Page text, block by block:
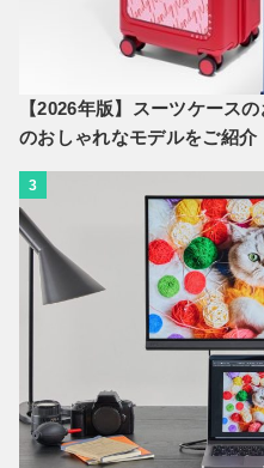
【2026年版】スーツケース
のおしゃれなモデルをご紹介
3